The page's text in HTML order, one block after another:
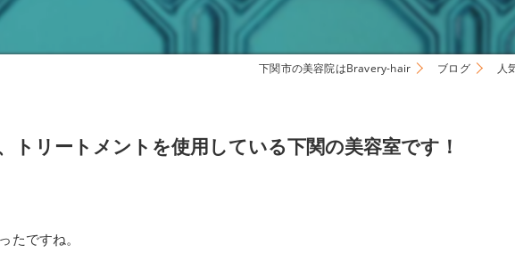
下関市の美容院はBravery-hair ブログ 人
トリートメントを使用している下関の美容室です！
たですね。